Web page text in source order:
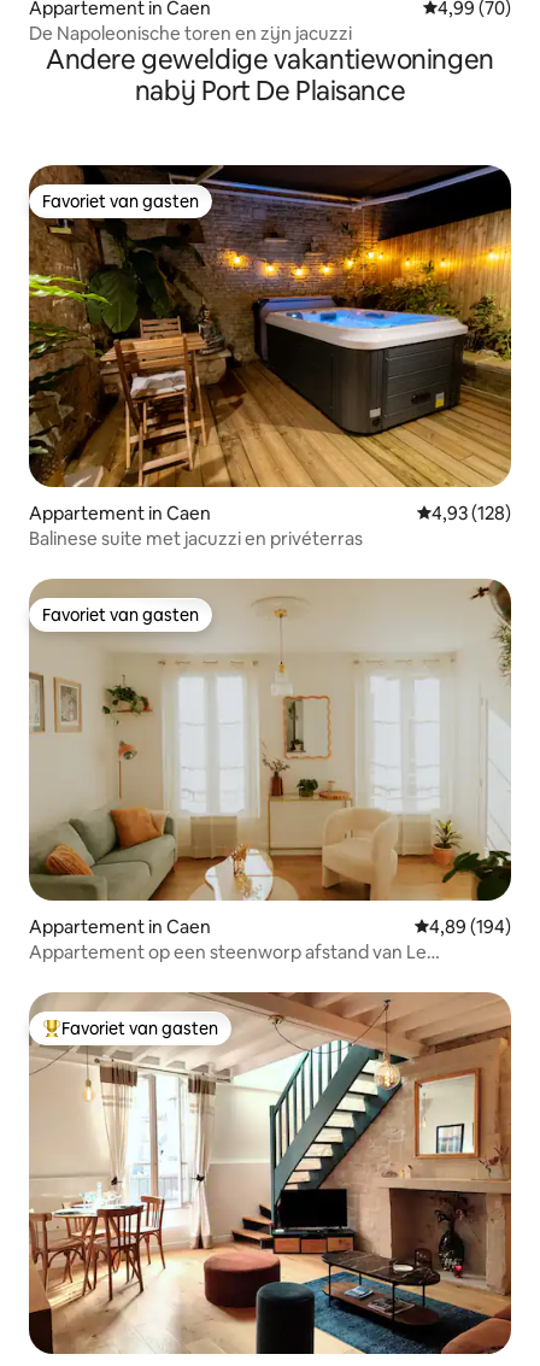
Appartement in Caen Gemiddelde
4,99 (70)
De Napoleonische toren en zijn jacuzzi
Andere geweldige vakantiewoningen
nabij Port De Plaisance
Favoriet van gasten
Favoriet van gasten
Appartement in Caen Gemiddelde
4,93 (128)
Balinese suite met jacuzzi en privéterras
Favoriet van gasten
Favoriet van gasten
Appartement in Caen Gemiddelde
4,89 (194)
Appartement op een steenworp afstand van Le
Topfavoriet van gasten
Favoriet van gasten